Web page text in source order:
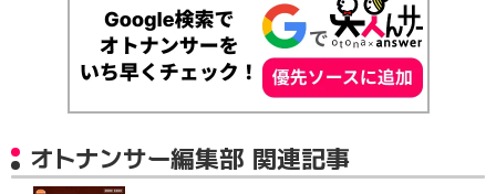
オトナンサー編集部 関連記事